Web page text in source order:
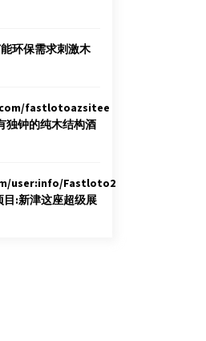
环保需求刺激木
fastlotoazsitee
独钟的纯木结构酒
user:info/Fastloto2
:新津这座超级展